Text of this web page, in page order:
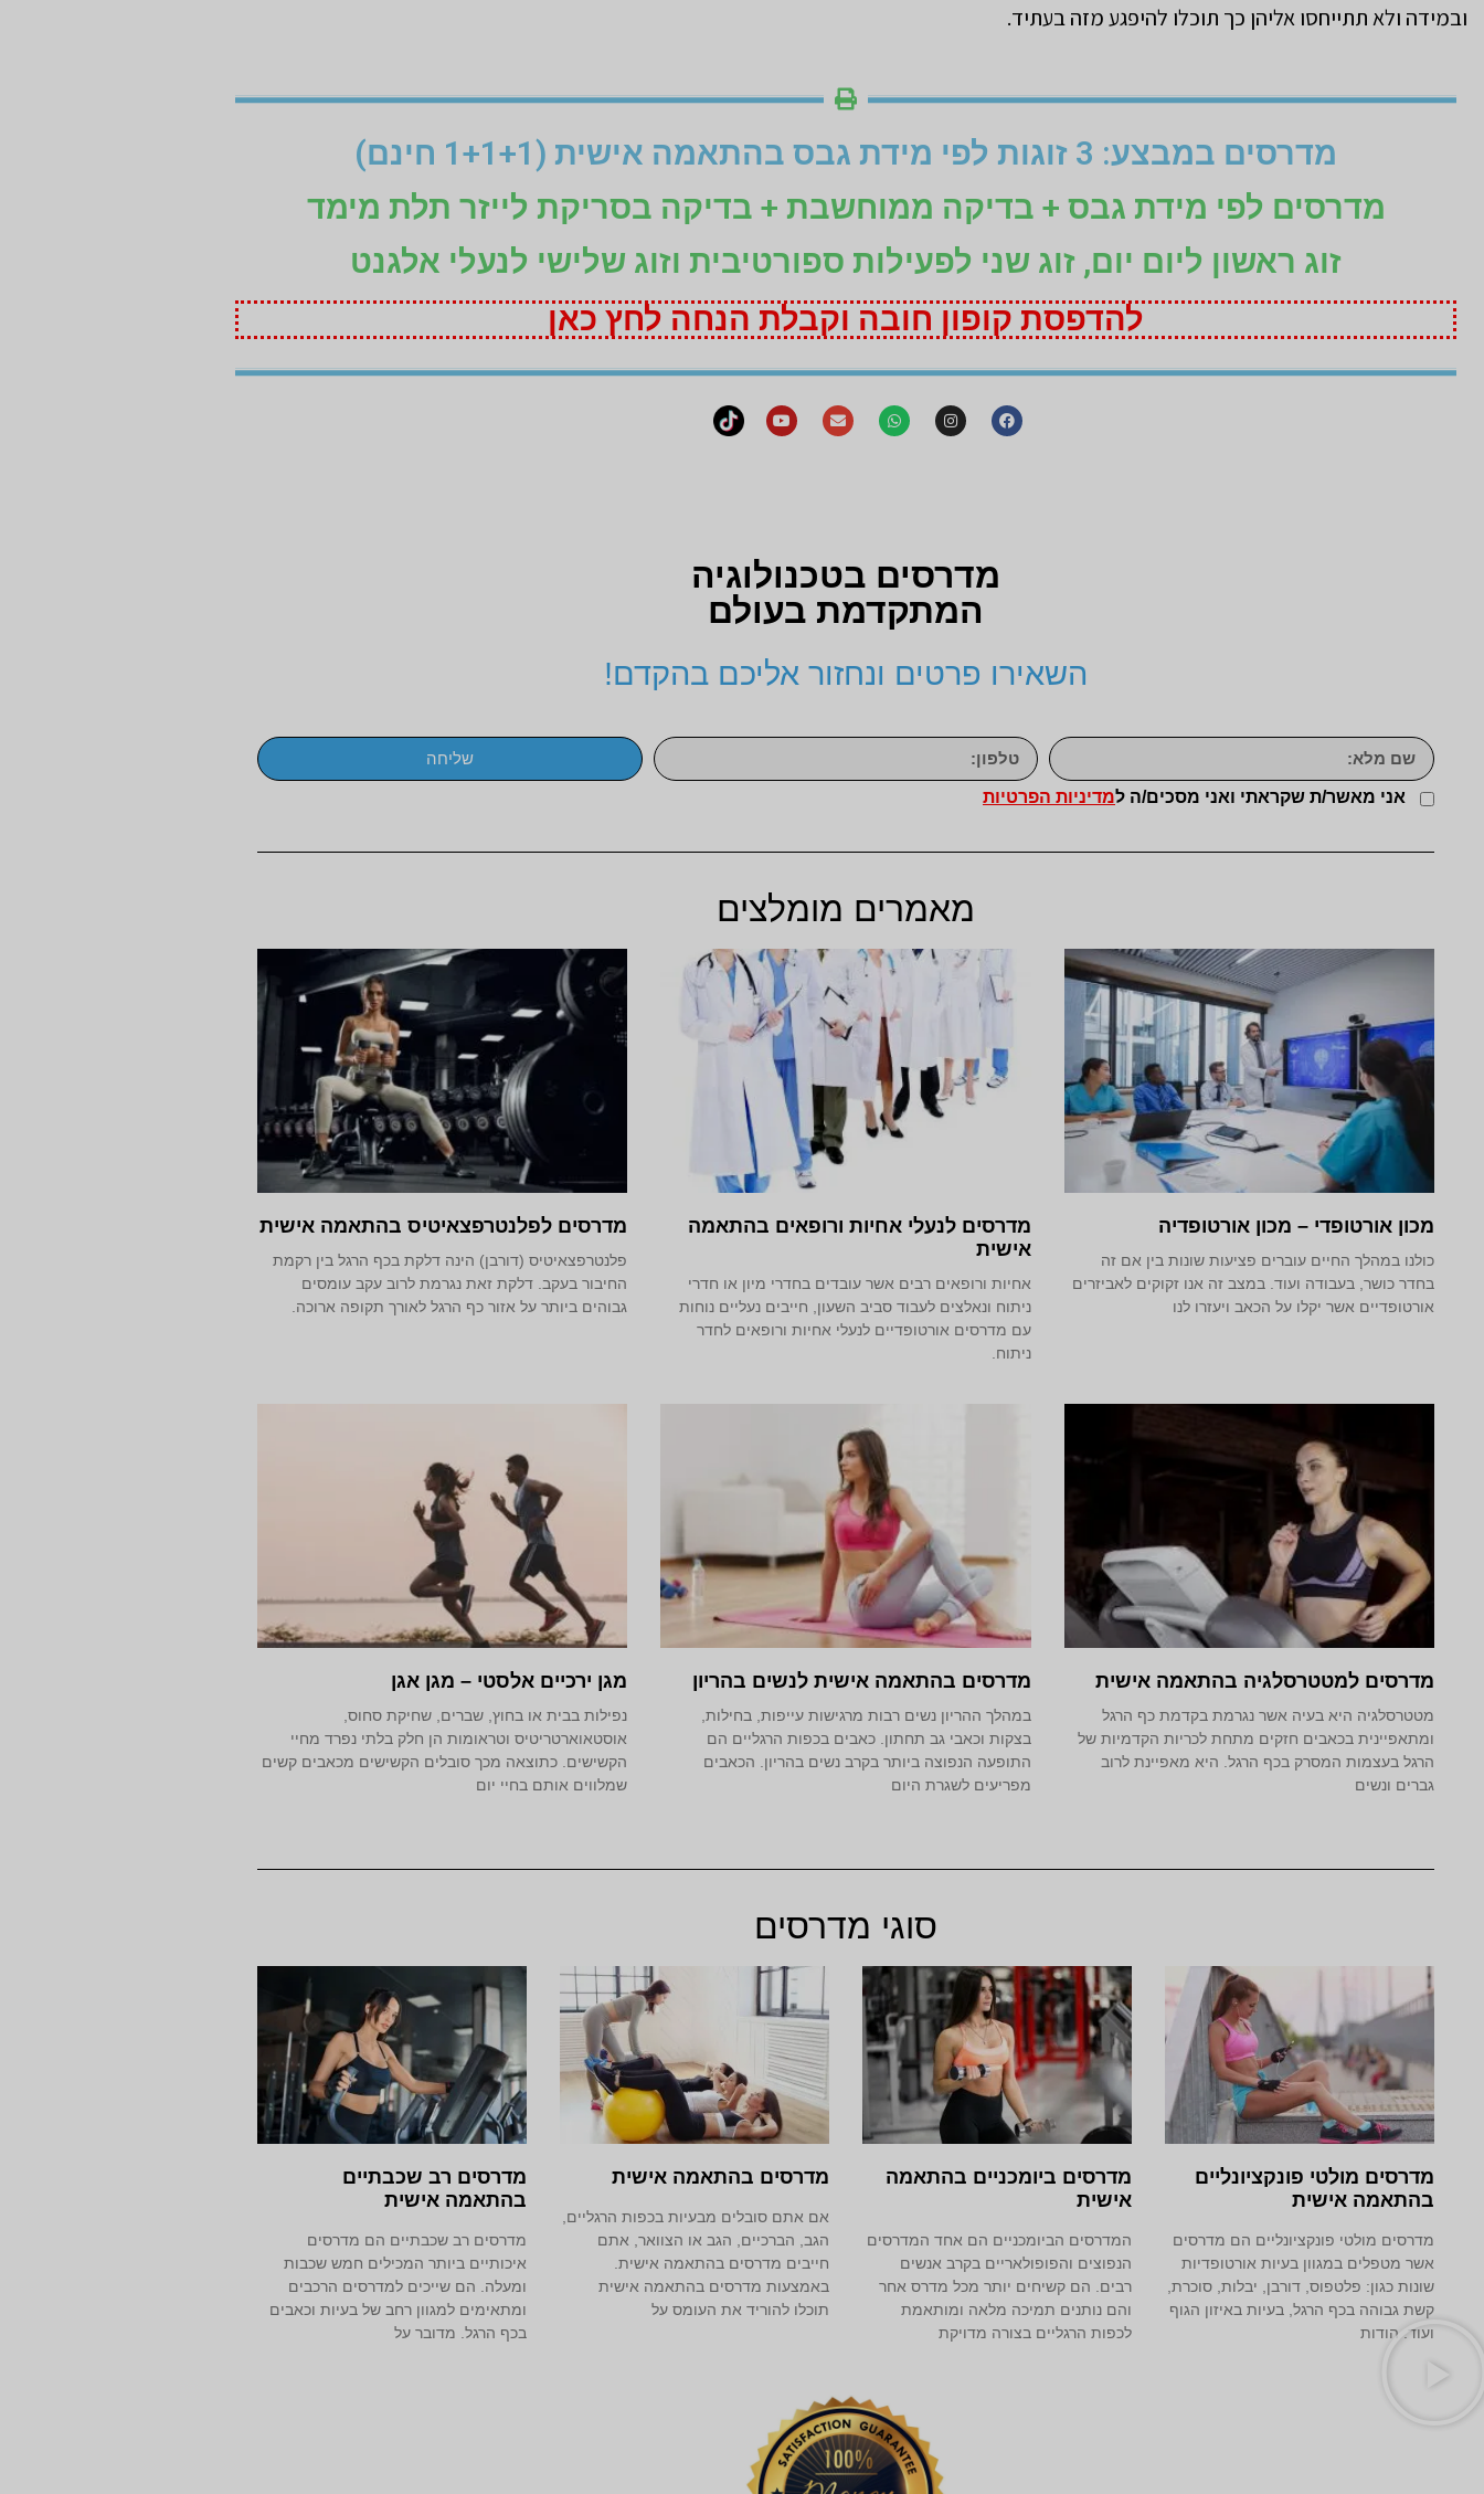
ובמידה ולא תתייחסו אליהן כך תוכלו להיפגע מזה בעתיד.
מדרסים במבצע: 3 זוגות לפי מידת גבס בהתאמה אישית (1+1+1 חינם)
מדרסים לפי מידת גבס + בדיקה ממוחשבת + בדיקה בסריקת לייזר תלת מימד
זוג ראשון ליום יום, זוג שני לפעילות ספורטיבית וזוג שלישי לנעלי אלגנט
להדפסת קופון חובה וקבלת הנחה לחץ כאן
מדרסים בטכנולוגיה
המתקדמת בעולם
השאירו פרטים ונחזור אליכם בהקדם!
אני מאשר/ת שקראתי ואני מסכים/ה למדיניות הפרטיות
שליחה
מאמרים מומלצים
מכון אורטופדי – מכון אורטופדיה
כולנו במהלך החיים עוברים פציעות שונות בין אם זה
בחדר כושר, בעבודה ועוד. במצב זה אנו זקוקים לאביזרים
אורטופדיים אשר יקלו על הכאב ויעזרו לנו
מדרסים לנעלי אחיות ורופאים בהתאמה
אישית
אחיות ורופאים רבים אשר עובדים בחדרי מיון או חדרי
ניתוח ונאלצים לעבוד סביב השעון, חייבים נעליים נוחות
עם מדרסים אורטופדיים לנעלי אחיות ורופאים לחדר
ניתוח.
מדרסים לפלנטרפצאיטיס בהתאמה אישית
פלנטרפצאיטיס (דורבן) הינה דלקת בכף הרגל בין רקמת
החיבור בעקב. דלקת זאת נגרמת לרוב עקב עומסים
גבוהים ביותר על אזור כף הרגל לאורך תקופה ארוכה.
מדרסים למטטרסלגיה בהתאמה אישית
מטטרסלגיה היא בעיה אשר נגרמת בקדמת כף הרגל
ומתאפיינית בכאבים חזקים מתחת לכריות הקדמיות של
הרגל בעצמות המסרק בכף הרגל. היא מאפיינת לרוב
גברים ונשים
מדרסים בהתאמה אישית לנשים בהריון
במהלך ההריון נשים רבות מרגישות עייפות, בחילות,
בצקות וכאבי גב תחתון. כאבים בכפות הרגליים הם
התופעה הנפוצה ביותר בקרב נשים בהריון. הכאבים
מפריעים לשגרת היום
מגן ירכיים אלסטי – מגן אגן
נפילות בבית או בחוץ, שברים, שחיקת סחוס,
אוסטאוארטריטיס וטראומות הן חלק בלתי נפרד מחיי
הקשישים. כתוצאה מכך סובלים הקשישים מכאבים קשים
שמלווים אותם בחיי יום
סוגי מדרסים
מדרסים מולטי פונקציונליים
בהתאמה אישית
מדרסים מולטי פונקציונליים הם מדרסים
אשר מטפלים במגוון בעיות אורטופדיות
שונות כגון: פלטפוס, דורבן, יבלות, סוכרת,
קשת גבוהה בכף הרגל, בעיות באיזון הגוף
ועוד. הודות
מדרסים ביומכניים בהתאמה
אישית
המדרסים הביומכניים הם אחד המדרסים
הנפוצים והפופולאריים בקרב אנשים
רבים. הם קשיחים יותר מכל מדרס אחר
והם נותנים תמיכה מלאה ומותאמת
לכפות הרגליים בצורה מדויקת
מדרסים בהתאמה אישית
אם אתם סובלים מבעיות בכפות הרגליים,
הגב, הברכיים, הגב או הצוואר, אתם
חייבים מדרסים בהתאמה אישית.
באמצעות מדרסים בהתאמה אישית
תוכלו להוריד את העומס על
מדרסים רב שכבתיים
בהתאמה אישית
מדרסים רב שכבתיים הם מדרסים
איכותיים ביותר המכילים חמש שכבות
ומעלה. הם שייכים למדרסים הרכבים
ומתאימים למגוון רחב של בעיות וכאבים
בכף הרגל. מדובר על